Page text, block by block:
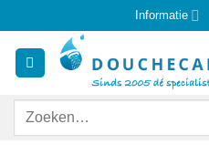
naar
inhoud
Informatie
Zoeken